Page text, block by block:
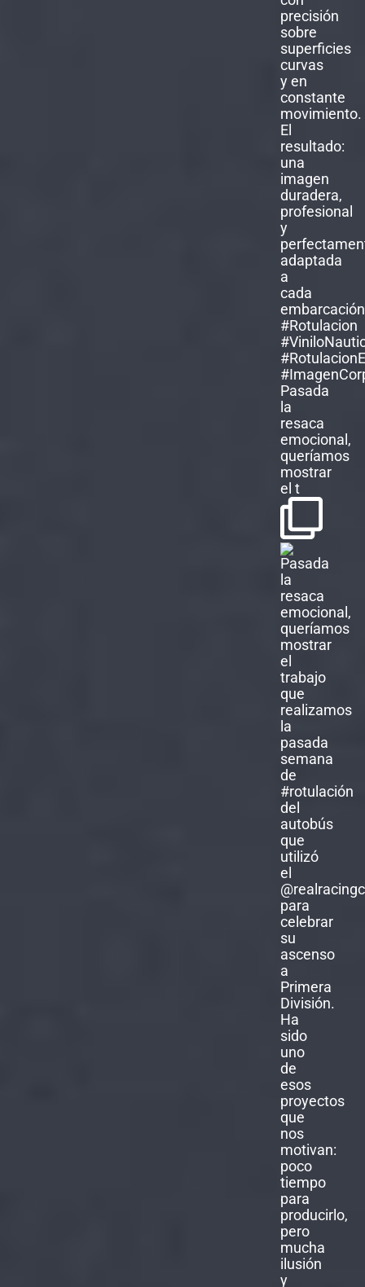
Pasada
la
resaca
emocional,
queríamos
mostrar
el t